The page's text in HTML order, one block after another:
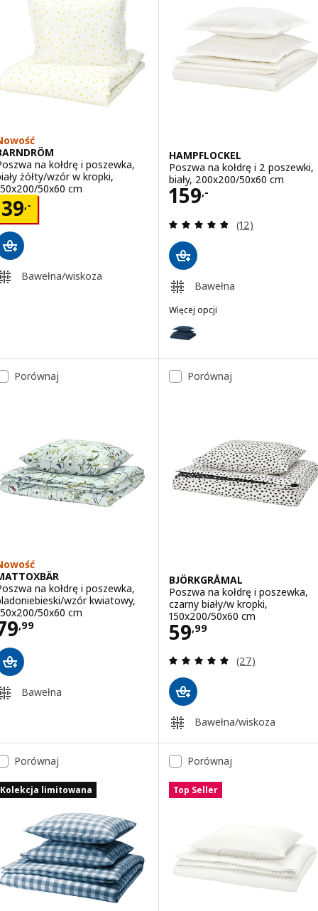
na kołdrę i poszewka,
żółty/wzór w kropki,
50x60 cm
39,- 39,-
Bawełna/wiskoza
HAMPFLOCKEL
Poszwa na kołdrę i 2 poszewki,
biały, 200x200/50x60 cm
159,-
Cena 159,-
Recenzja: 4.8
(12)
Bawełna
Więcej opcji
Wariant: HAMPFLOCKEL,
Wariant: HAMPFLOCKEL,
Porównaj
na kołdrę i poszewka,
wzór kwiatowy,
50x60 cm
,99 79,99
Bawełna
Porównaj
BJÖRKGRÅMAL
Poszwa na kołdrę i poszewka,
czarny biały/w kropki,
150x200/50x60 cm
59,99
Cena 59,99
Recenzja: 5 z
(27)
Bawełna/wiskoza
Porównaj
Kolekcja limitowana
Porównaj
Top Seller